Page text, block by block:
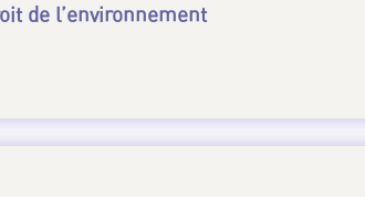
de l’environnement